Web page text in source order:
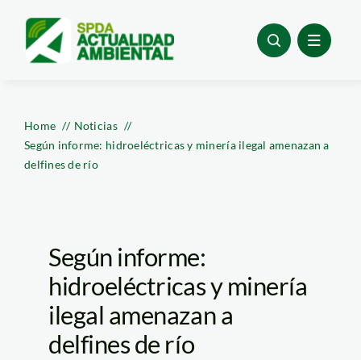
content
Home
Noticias
Según informe: hidroeléctricas y minería ilegal amenazan a
delfines de río
Según informe:
hidroeléctricas y minería
ilegal amenazan a
delfines de río